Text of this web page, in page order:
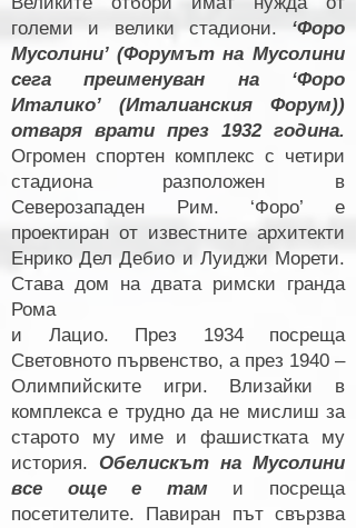
големи и велики стадиони. ‘Форо
Мусолини’ (Форумът на Мусолини
сега преименуван на ‘Форо
Италико’ (Италианския Форум))
отваря врати през 1932 година.
Огромен спортен комплекс с четири
стадиона разположен в
Северозападен Рим. ‘Форо’ е
проектиран от известните архитекти
Енрико Дел Дебио и Луиджи Морети.
Става дом на двата римски гранда
Рома
и Лацио. През 1934 посреща
Световното първенство, а през 1940 –
Олимпийските игри. Влизайки в
комплекса е трудно да не мислиш за
старото му име и фашистката му
история. Обелискът на Мусолини
все още е тами посреща
посетителите. Павиран път свързва